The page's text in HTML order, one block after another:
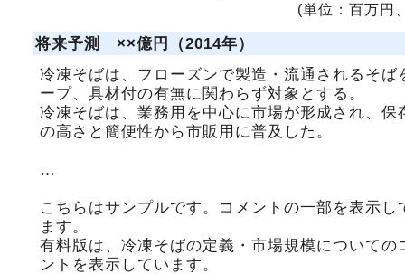
(単位：百万円
将来予測 ××億円（2014年）
冷凍そばは、フローズンで製造・流通されるそば
ープ、具材付の有無に関わらず対象とする。
冷凍そばは、業務用を中心に市場が形成され、保
の高さと簡便性から市販用に普及した。
…
こちらはサンプルです。コメントの一部を表示し
ます。
有料版は、冷凍そばの定義・市場規模についての
ントを表示しています。